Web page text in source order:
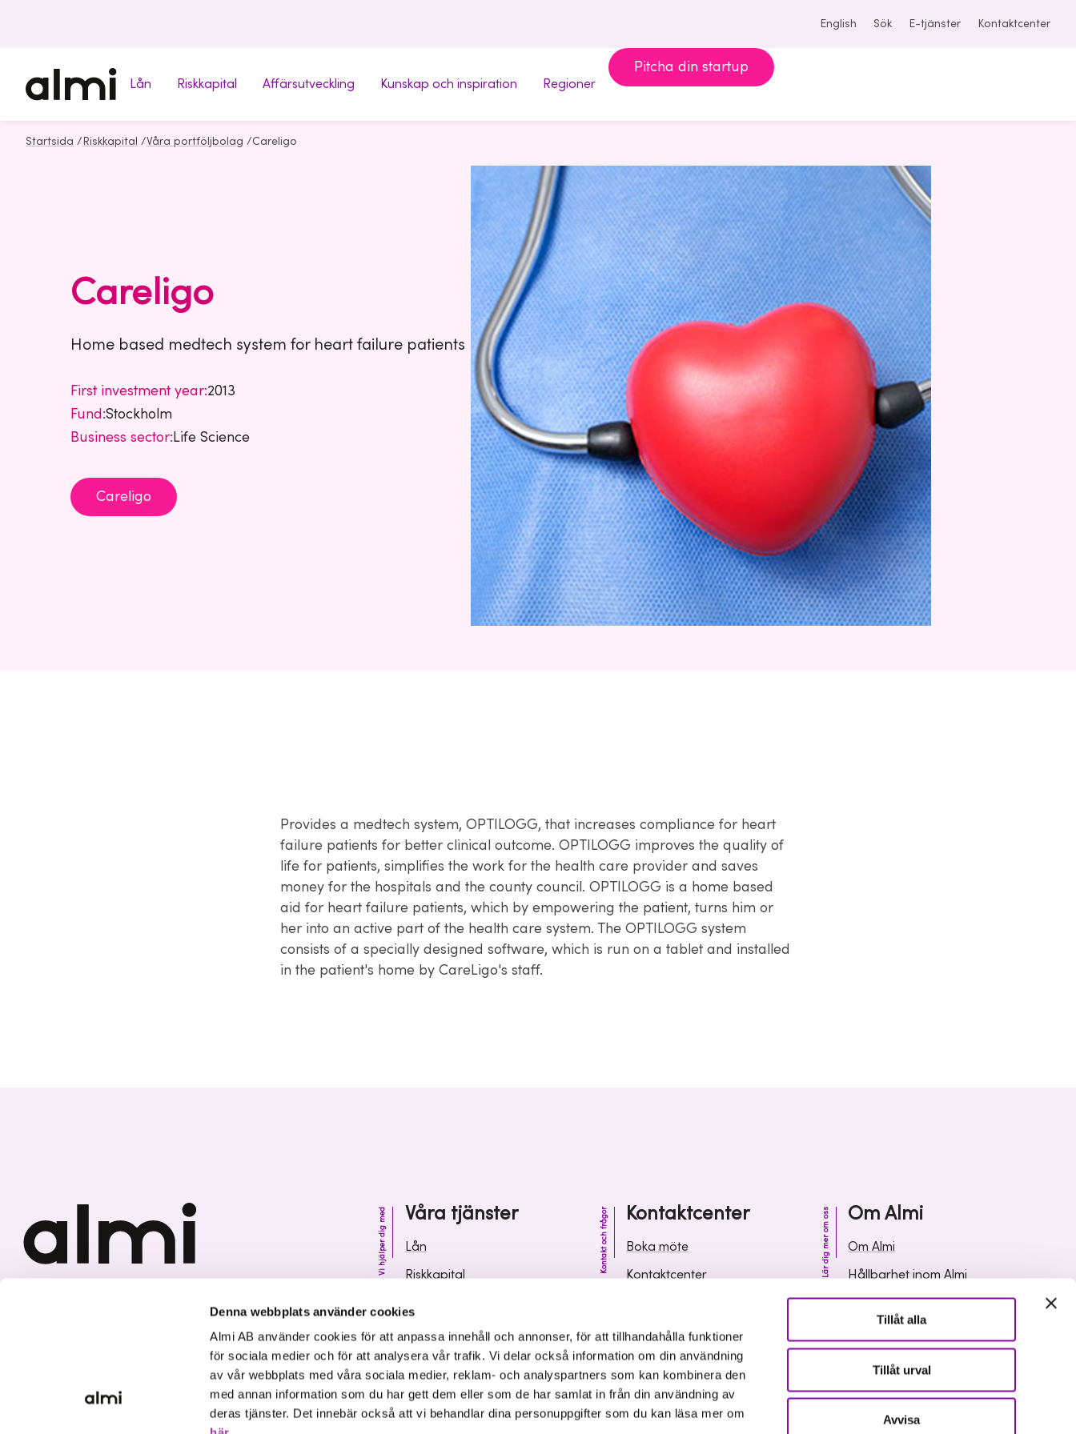
Denna webbplats använder cookies
Almi AB använder cookies för att anpassa innehåll och annonser, för att tillhandahålla funktioner
för sociala medier och för att analysera vår trafik. Vi delar också information om din användning
av vår webbplats med våra sociala medier, reklam- och analyspartners som kan kombinera den
med annan information som du har gett dem eller som de har samlat in från din användning av
deras tjänster. Det innebär också att vi behandlar dina personuppgifter som du kan läsa mer om
Tillåt alla
Tillåt urval
Avvisa
English Sök E-tjänster Kontaktcenter
Lån Riskkapital Affärsutveckling Kunskap och inspiration Regioner
Pitcha din startup
Startsida / Riskkapital /Våra portföljbolag /Careligo
Careligo
Home based medtech system for heart failure patients
First investment year:2013
Fund:Stockholm
Business sector:Life Science
Careligo
Provides a medtech system, OPTILOGG, that increases compliance for heart
failure patients for better clinical outcome. OPTILOGG improves the quality of
life for patients, simplifies the work for the health care provider and saves
money for the hospitals and the county council. OPTILOGG is a home based
aid for heart failure patients, which by empowering the patient, turns him or
her into an active part of the health care system. The OPTILOGG system
consists of a specially designed software, which is run on a tablet and installed
in the patient's home by CareLigo's staff.
Våra tjänster
Vi hjälper dig med
Lån
Riskkapital
Kunskap och inspiration
Kontaktcenter
Kontakt och frågor
Boka möte
Kontaktcenter
Leverantörsinformation
Om Almi
Lär dig mer om oss
Om Almi
Hållbarhet inom Almi
Organisation
Media och press